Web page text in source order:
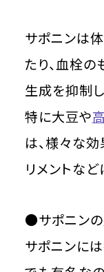
サポニンは
たり、血栓
生成を抑制
特に大豆や
は、様々な
リメントなど
●サポニン
サポニンに